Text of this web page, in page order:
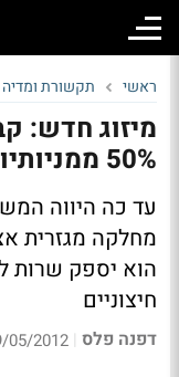
ראשי תקשורת ומדיה
50% ממניותיו של משרד היח"צ MAP
עד כה היווה
מחלקה מגזרית
חיצוניים
דפנה פלס |
2012 14:06